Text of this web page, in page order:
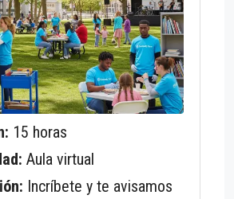
15 horas
Aula virtual
Incríbete y te avisamos